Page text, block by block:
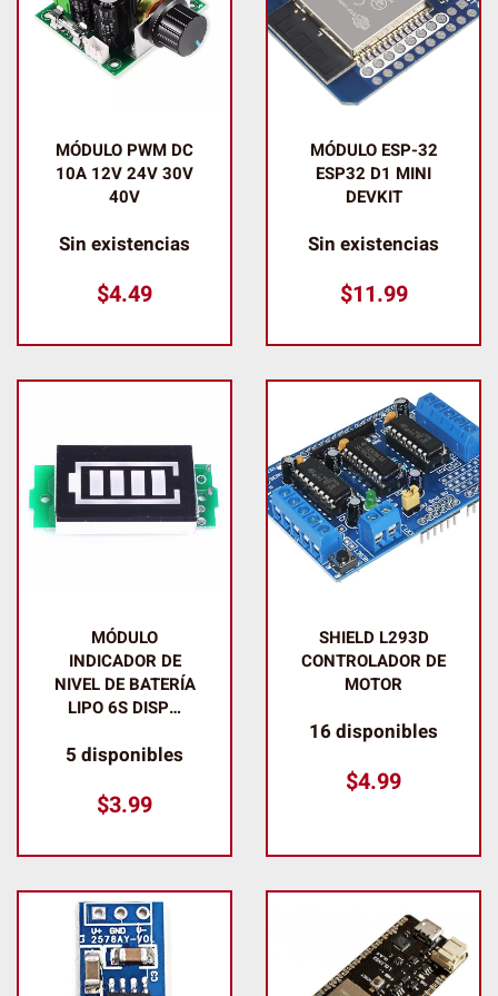
MÓDULO PWM DC
10A 12V 24V 30V
40V
Sin existencias
$4.49
MÓDULO ESP-32
ESP32 D1 MINI
DEVKIT
Sin existencias
$11.99
MÓDULO
INDICADOR DE
NIVEL DE BATERÍA
LIPO 6S DISP…
5 disponibles
$3.99
SHIELD L293D
CONTROLADOR DE
MOTOR
16 disponibles
$4.99